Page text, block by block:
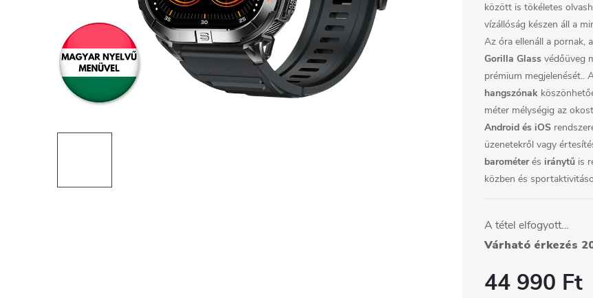
között is tökéletes
vízállóság készen áll a
Az óra ellenáll a pornak,
Gorilla Glass védőüveg
prémium megjelenését..
hangszónak
méter mélységig az
Android és iOS
üzenetekről vagy
barométerés iránytű is
közben és
A tétel elfogyott…
Várható érkezés
44 990 Ft